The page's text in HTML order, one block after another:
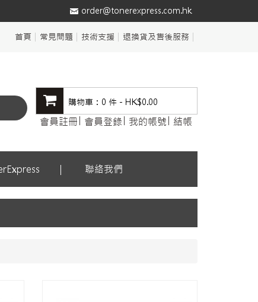
order@tonerexpress.com.hk
首頁 常見問題 技術支援 退換貨及售後服務
購物車：0 件 - HK$0.00
會員註冊 會員登錄 我的帳號 結帳
聯絡我們